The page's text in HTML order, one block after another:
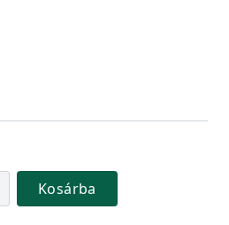
Kosárba